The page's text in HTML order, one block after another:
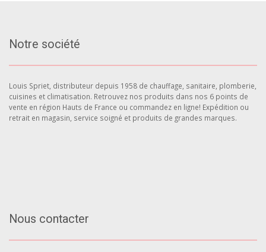
Notre société
Louis Spriet, distributeur depuis 1958 de chauffage, sanitaire, plomberie,
cuisines et climatisation. Retrouvez nos produits dans nos 6 points de
vente en région Hauts de France ou commandez en ligne! Expédition ou
retrait en magasin, service soigné et produits de grandes marques.
Nous contacter